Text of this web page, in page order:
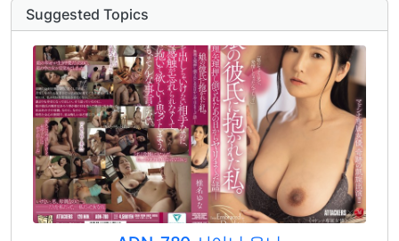
Suggested Topics